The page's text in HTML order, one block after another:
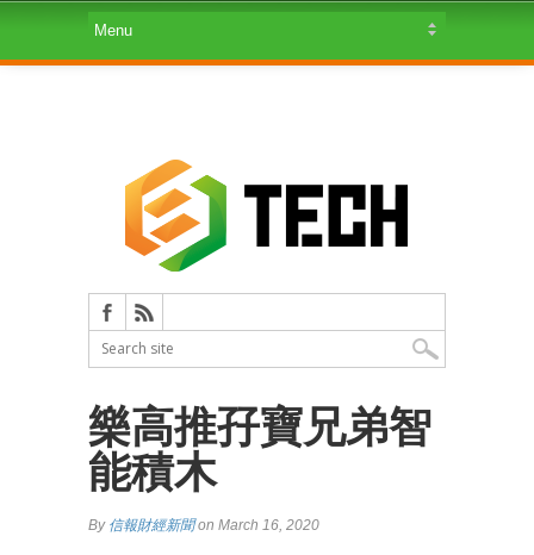
樂高推孖寶兄弟智
能積木
By 信報財經新聞on March 16, 2020